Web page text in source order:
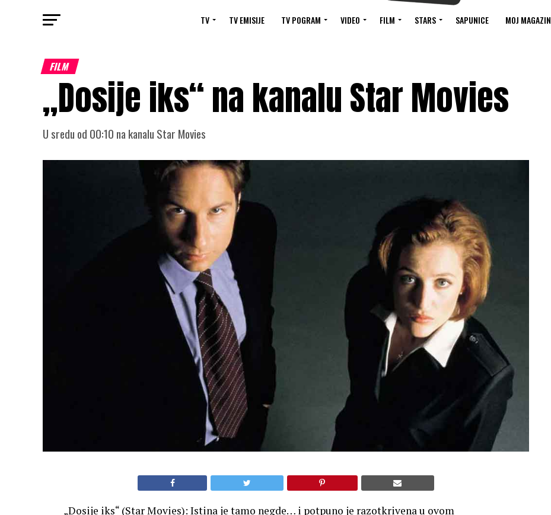
TV TV EMISIJE TV POGRAM VIDEO FILM STARS SAPUNICE MOJ MAGAZIN
FILM
„Dosije iks“ na kanalu Star Movies
U sredu od 00:10 na kanalu Star Movies
„Dosije iks“ (Star Movies): Istina je tamo negde… i potpuno je razotkrivena u ovom